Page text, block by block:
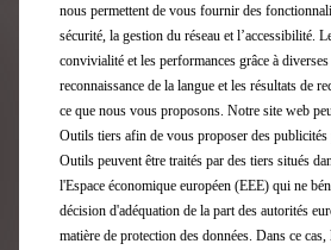
nous permettent de vous fournir des
sécurité, la gestion du réseau et l’accessibilité.
convivialité et les performances grâce à
reconnaissance de la langue et les résultats de
ce que nous vous proposons. Notre site web
Outils tiers afin de vous proposer des
Outils peuvent être traités par des tiers situés
l'Espace économique européen (EEE) qui ne
décision d'adéquation de la part des autorités
matière de protection des données. Dans ce